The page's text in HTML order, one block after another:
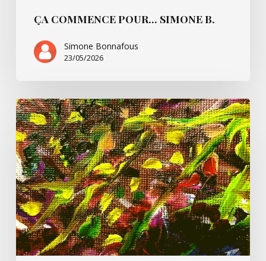
ÇA COMMENCE POUR… SIMONE B.
Simone Bonnafous
23/05/2026
Un
peu
de
Paul
Ricoeur
et
nous